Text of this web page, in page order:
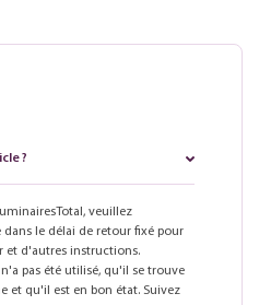
?
veuillez
le délai de retour fixé pour
et d'autres instructions.
pas été utilisé, qu'il se trouve
et qu'il est en bon état. Suivez